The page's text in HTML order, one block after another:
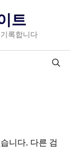
트
록합니다
니다. 다른 검